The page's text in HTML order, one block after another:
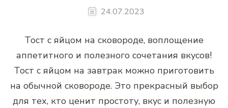
24.07.2023
Тост с яйцом на сковороде, воплощение
аппетитного и полезного сочетания вкусов!
Тост с яйцом на завтрак можно приготовить
на обычной сковороде. Это прекрасный выбор
для тех, кто ценит простоту, вкус и полезную